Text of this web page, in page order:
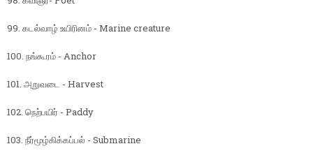
99. கடல்வாழ் உயிரினம் - Marine creature
100. நங்கூரம் - Anchor
101. அறுவடை - Harvest
102. நெற்பயிர் - Paddy
103. நீர்மூழ்கிக்கப்பல் - Submarine